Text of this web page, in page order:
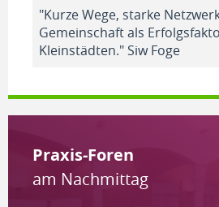
"Kurze Wege, starke
Gemeinschaft als
Kleinstädten." Siw Foge
Pra­xis-Fo­ren
am Nachmittag